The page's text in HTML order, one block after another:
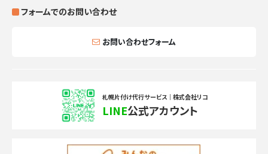
フォームでのお問い合わせ
お問い合わせフォーム
札幌片付け代行サービス｜株式会社リコ
LINE公式アカウント